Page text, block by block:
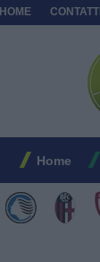
HOME CONTATTI
Home